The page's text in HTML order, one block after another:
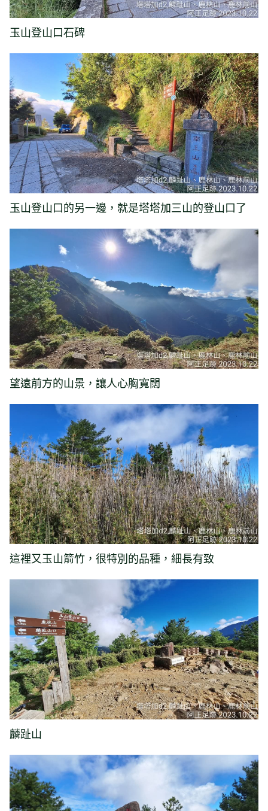
玉山登山口石碑
玉山登山口的另一邊，就是塔塔加三山的登山口了
望遠前方的山景，讓人心胸寬闊
這裡又玉山箭竹，很特別的品種，細長有致
麟趾山